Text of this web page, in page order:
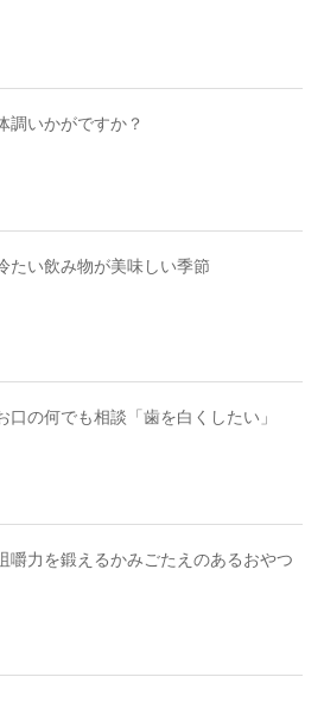
調いかがですか？
たい飲み物が美味しい季節
口の何でも相談「歯を白くしたい」
嚼力を鍛えるかみごたえのあるおやつ